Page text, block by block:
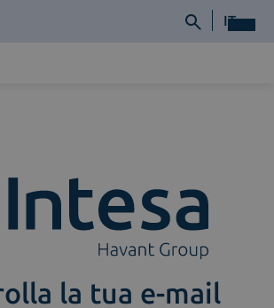
IT
la tua e-mail